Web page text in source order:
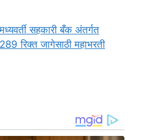
सहकारी बँक अंतर्गत
रिक्त जागेसाठी महाभरती